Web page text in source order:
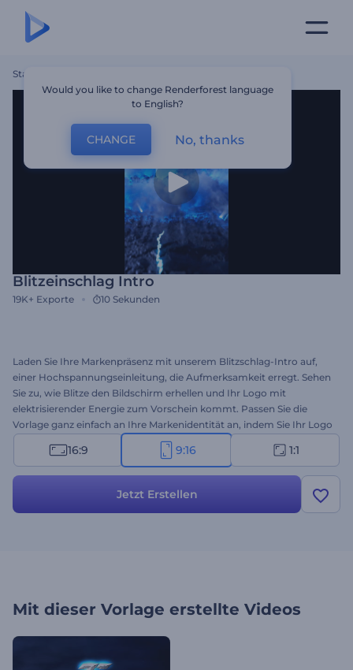
Startseite
Blitzeinschlag Intro
19K+ Exporte 10 Sekunden
Laden Sie Ihre Markenpräsenz mit unserem Blitzschlag-Intro auf,
einer Hochspannungseinleitung, die Aufmerksamkeit erregt. Sehen
Sie zu, wie Blitze den Bildschirm erhellen und Ihr Logo mit
elektrisierender Energie zum Vorschein kommt. Passen Sie die
Vorlage ganz einfach an Ihre Markenidentität an, indem Sie Ihr Logo
hinzufügen, Slogans eingeben und Hintergrundmusik für eine noch
einprägsamere Logopräsentation einbinden. Die Vorlage eignet sich
Dienstleistungen, für die Präsentation von Spielekanälen, für Intros
oder Outros und für viele weitere kreative Projekte. Probieren Sie es
16:9 9:16 1:1
Jetzt Erstellen
Mit dieser Vorlage erstellte Videos
Would you like to change Renderforest language
to English?
CHANGE No, thanks